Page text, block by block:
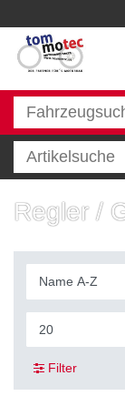
Regler /
Filter